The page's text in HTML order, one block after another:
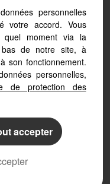
lecture permanent, depuis
smartphone, notre site
différents types d'écrans
personnelles
votre accord. Vous
quel moment via la
bas de notre site, à
son fonctionnement.
personnelles,
de protection des
accepter